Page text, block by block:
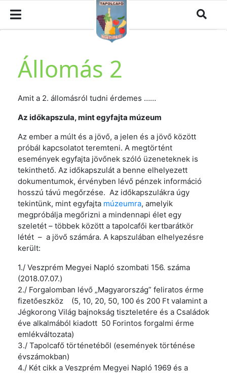
Állomás 2
Amit a 2. állomásról tudni érdemes ……
Az időkapszula, mint egyfajta múzeum
Az ember a múlt és a jövő, a jelen és a jövő között
próbál kapcsolatot teremteni. A megtörtént
események egyfajta jövőnek szóló üzeneteknek is
tekinthető. Az időkapszulát a benne elhelyezett
dokumentumok, érvényben lévő pénzek információ
hosszú távú megőrzése. Az időkapszulákra úgy
tekintünk, mint egyfajta múzeumra, amelyik
megpróbálja megőrizni a mindennapi élet egy
szeletét – többek között a tapolcafői kertbarátkör
létét – a jövő számára. A kapszulában elhelyezésre
került:
1./ Veszprém Megyei Napló szombati 156. száma
(2018.07.07.)
2./ Forgalomban lévő „Magyarország” feliratos érme
fizetőeszköz (5, 10, 20, 50, 100 és 200 Ft valamint a
Jégkorong Világ bajnokság tiszteletére és a Családok
éve alkalmából kiadott 50 Forintos forgalmi érme
emlékváltozata)
3./ Tapolcafő történetéből (események történése
évszámokban)
4./ Két cikk a Veszprém Megyei Napló 1969 és a